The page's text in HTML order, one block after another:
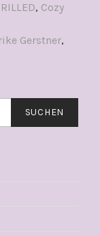
, Cozy
Gerstner,